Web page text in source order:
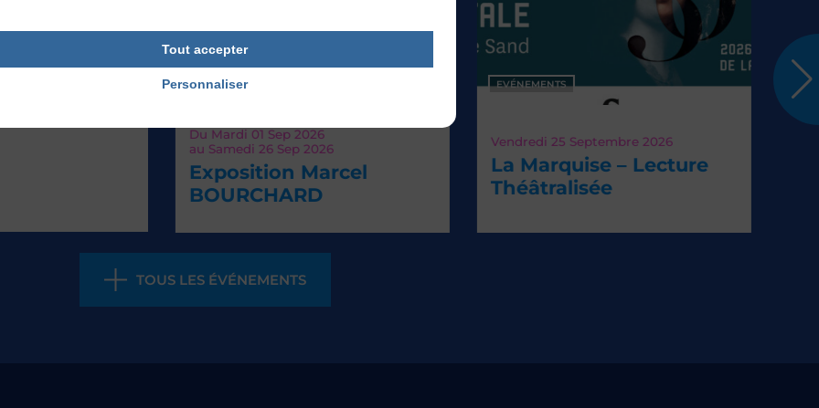
EVÉNEMENTS
Sep 2026
Sep 2026
Exposition Marcel
BOURCHARD
Septembre 2026
La Marquise – Lecture
Théâtralisée
TOUS LES ÉVÉNEMENTS
Tout accepter
Personnaliser